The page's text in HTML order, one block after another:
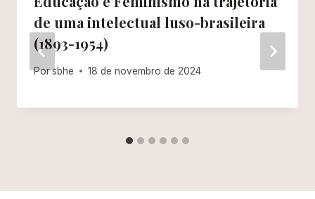
de uma intelectual luso-brasileira
(1893-1954)
Porsbhe 18 de novembro de 2024